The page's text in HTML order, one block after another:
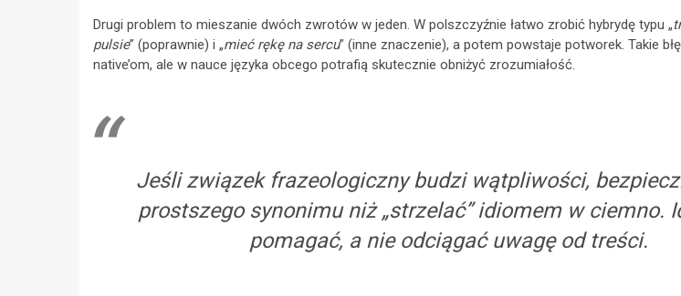
Drugi problem to mieszanie dwóch zwrotów w jeden. W polszczyźnie łatwo zrobić hybrydę typu „
pulsie” (poprawnie) i „mieć rękę na sercu” (inne znaczenie), a potem powstaje potworek. Takie
native’om, ale w nauce języka obcego potrafią skutecznie obniżyć zrozumiałość.
Jeśli związek frazeologiczny budzi wątpliwości,
prostszego synonimu niż „strzelać” idiomem w ciemno.
pomagać, a nie odciągać uwagę od treści.